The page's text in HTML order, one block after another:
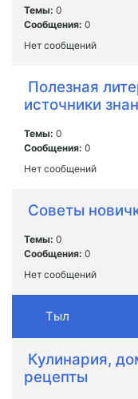
Темы: 0
Сообщения: 0
Нет сообщений
Полезная
источники
Темы: 0
Сообщения: 0
Нет сообщений
Советы
Темы: 0
Сообщения: 0
Нет сообщений
Тыл
Кулинария,
рецепты